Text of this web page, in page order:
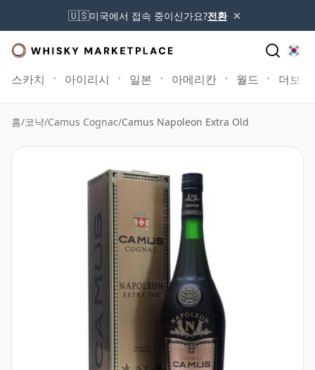
🇺🇸미국에서 접속 중이신가요?전환 ×
스카치 아이리시 일본 아메리칸 월드 더보기
홈/코냑/Camus Cognac/Camus Napoleon Extra Old